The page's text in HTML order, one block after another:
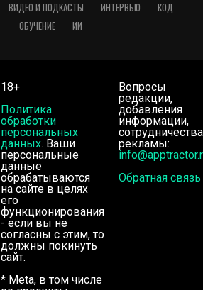
ВИДЕО И ПОДКАСТЫ ИНТЕРВЬЮ
КОД
ОБУЧЕНИЕ
ИИ
18+
Политика
обработки
персональных
данных. Ваши
персональные
данные
обрабатываются
на сайте в целях
его
функционирования
- если вы не
согласны с этим, то
должны покинуть
сайт.
* Meta, в том числе
Вопросы
редакции,
добавления
информации,
рекламы:
Обратная связь